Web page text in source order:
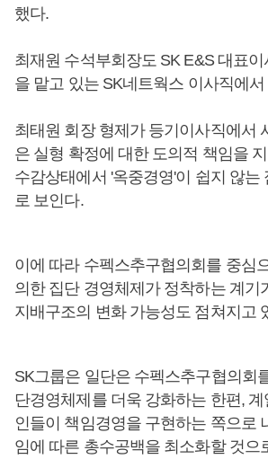
했다.
최재원 수석부회장도 SK E&S 대표
을 맡고 있는 SK네트웍스 이사직에
최태원 회장 형제가 등기이사직에서
은 실형 확정에 대한 도의적 책임을
수감상태에서 '옥중경영'이 쉽지 않는
로 보인다.
이에 따라 수펙스추구협의회를 중심
의한 집단 경영체제가 정착하는 계기
지배구조의 변화 가능성도 점쳐지고
SK그룹은 일단은 수펙스추구협의회
단경영체제를 더욱 강화하는 한편,
인들이 책임경영을 구현하는 쪽으로
임에 따른 총수공백을 최소화할 것으